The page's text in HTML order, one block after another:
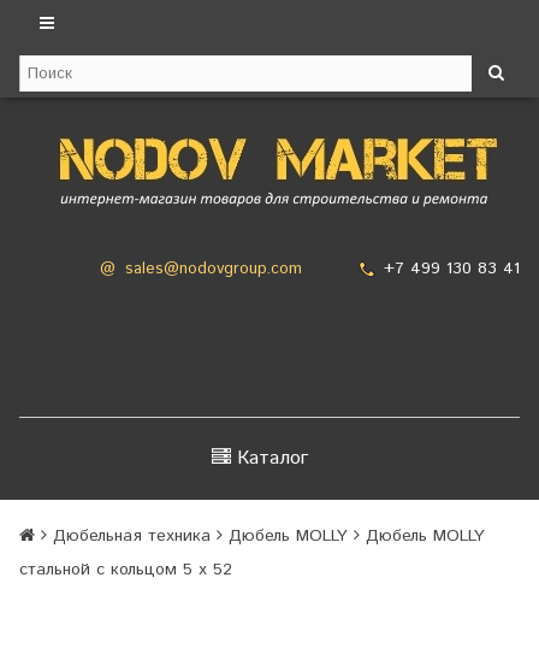
@ sales@nodovgroup.com +7 499 130 83 41
Каталог
Дюбельная техника Дюбель MOLLY
Дюбель MOLLY
стальной с кольцом 5 х 52